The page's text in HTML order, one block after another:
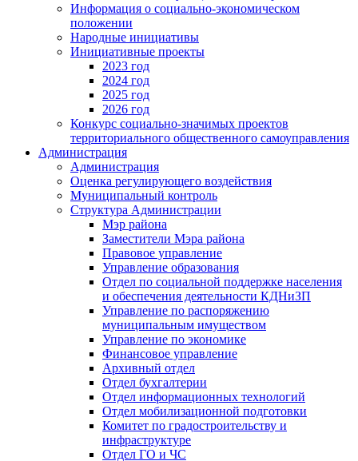
Информация о социально-экономическом
положении
Народные инициативы
Инициативные проекты
2023 год
2024 год
2025 год
2026 год
Конкурс социально-значимых проектов
территориального общественного самоуправления
Администрация
Администрация
Оценка регулирующего воздействия
Муниципальный контроль
Структура Администрации
Мэр района
Заместители Мэра района
Правовое управление
Управление образования
Отдел по социальной поддержке населения
и обеспечения деятельности КДНиЗП
Управление по распоряжению
муниципальным имуществом
Управление по экономике
Финансовое управление
Архивный отдел
Отдел бухгалтерии
Отдел информационных технологий
Отдел мобилизационной подготовки
Комитет по градостроительству и
инфраструктуре
Отдел ГО и ЧС